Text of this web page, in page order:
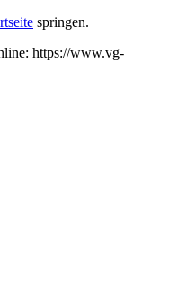
springen.
https://www.vg-